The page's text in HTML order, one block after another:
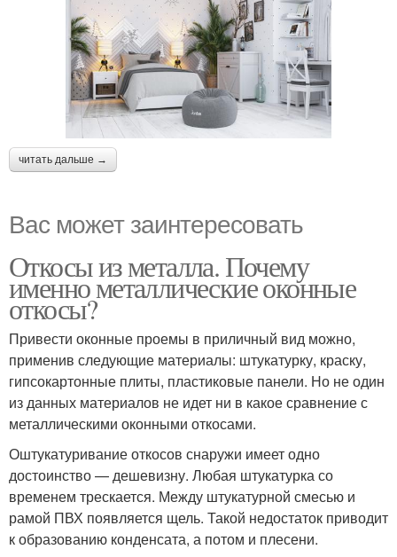
читать дальше →
Вас может заинтересовать
Откосы из металла. Почему
именно металлические оконные
откосы?
Привести оконные проемы в приличный вид можно,
применив следующие материалы: штукатурку, краску,
гипсокартонные плиты, пластиковые панели. Но не один
из данных материалов не идет ни в какое сравнение с
металлическими оконными откосами.
Оштукатуривание откосов снаружи имеет одно
достоинство — дешевизну. Любая штукатурка со
временем трескается. Между штукатурной смесью и
рамой ПВХ появляется щель. Такой недостаток приводит
к образованию конденсата, а потом и плесени.